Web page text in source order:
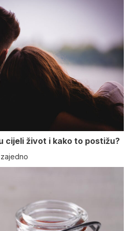
cijeli život i kako to postižu?